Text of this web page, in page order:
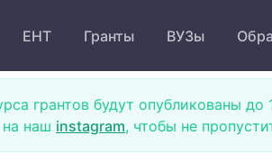
ЕНТ Гранты ВУЗы
грантов будут опубликованы до
наш instagram, чтобы не